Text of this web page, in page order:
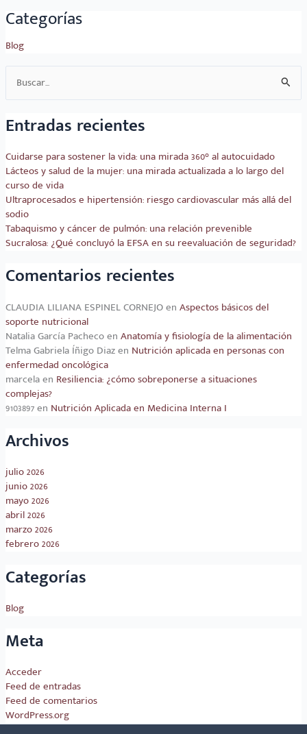
Categorías
Blog
Buscar
por:
Entradas recientes
Cuidarse para sostener la vida: una mirada 360° al autocuidado
Lácteos y salud de la mujer: una mirada actualizada a lo largo del
curso de vida
Ultraprocesados e hipertensión: riesgo cardiovascular más allá del
sodio
Tabaquismo y cáncer de pulmón: una relación prevenible
Sucralosa: ¿Qué concluyó la EFSA en su reevaluación de seguridad?
Comentarios recientes
CLAUDIA LILIANA ESPINEL CORNEJOen Aspectos básicos del
soporte nutricional
Natalia García Pachecoen Anatomía y fisiología de la alimentación
Telma Gabriela Íñigo Diazen Nutrición aplicada en personas con
enfermedad oncológica
marcelaen Resiliencia: ¿cómo sobreponerse a situaciones
complejas?
9103897en Nutrición Aplicada en Medicina Interna I
Archivos
julio 2026
junio 2026
mayo 2026
abril 2026
marzo 2026
febrero 2026
Categorías
Blog
Meta
Acceder
Feed de entradas
Feed de comentarios
WordPress.org